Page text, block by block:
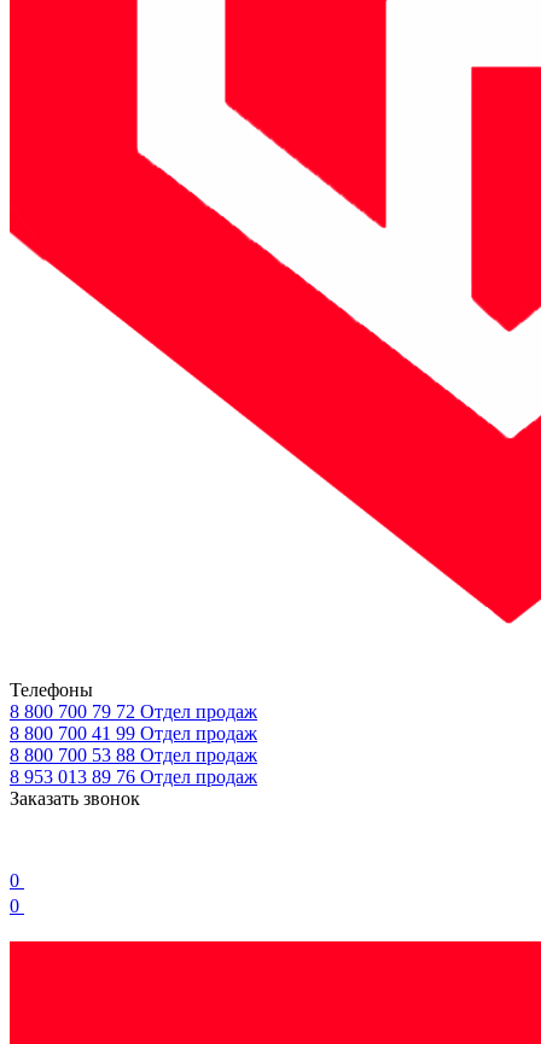
Телефоны
8 800 700 79 72 Отдел продаж
8 800 700 41 99 Отдел продаж
8 800 700 53 88 Отдел продаж
8 953 013 89 76 Отдел продаж
Заказать звонок
0
0